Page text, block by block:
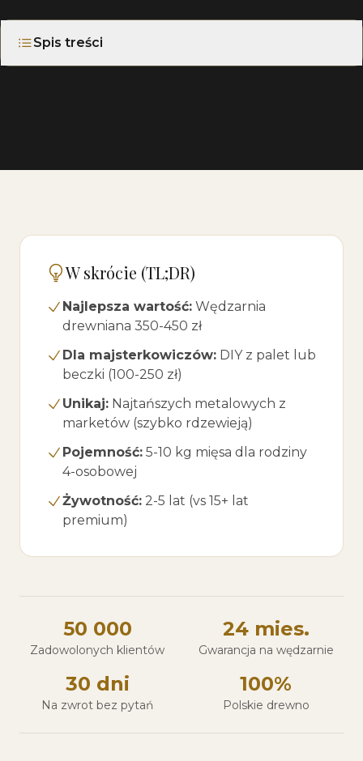
Spis treści
W skrócie (TL;DR)
Najlepsza wartość: Wędzarnia
drewniana 350-450 zł
Dla majsterkowiczów: DIY z palet lub
beczki (100-250 zł)
Unikaj: Najtańszych metalowych z
marketów (szybko rdzewieją)
Pojemność: 5-10 kg mięsa dla rodziny
4-osobowej
Żywotność: 2-5 lat (vs 15+ lat
premium)
50 000
Zadowolonych klientów
24 mies.
Gwarancja na wędzarnie
30 dni
Na zwrot bez pytań
100%
Polskie drewno